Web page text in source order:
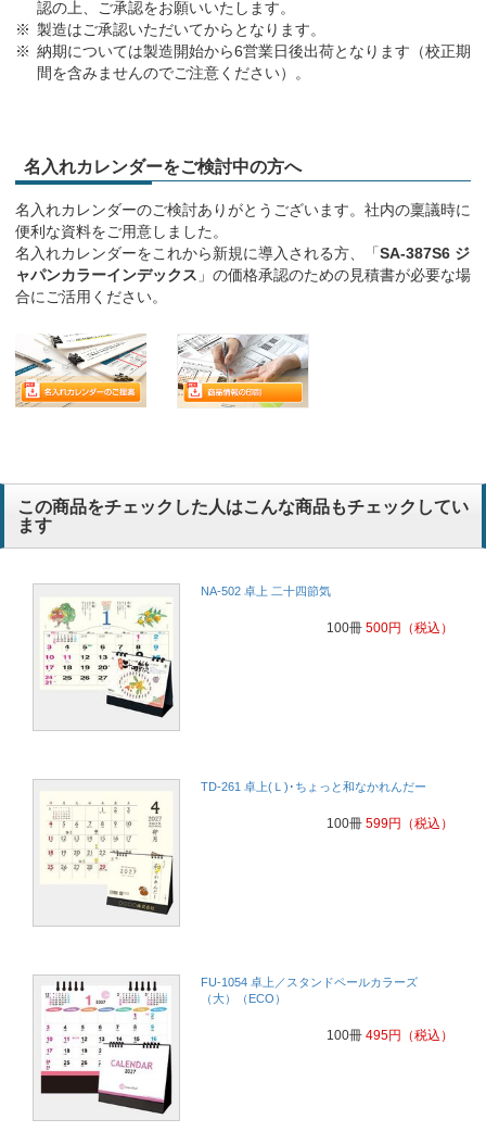
認の上、ご承認をお願いいたします。
製造はご承認いただいてからとなります。
納期については製造開始から6営業日後出荷となります（校正期
間を含みませんのでご注意ください）。
名入れカレンダーをご検討中の方へ
名入れカレンダーのご検討ありがとうございます。社内の稟議時に
便利な資料をご用意しました。
名入れカレンダーをこれから新規に導入される方、「SA-387S6 ジ
ャパンカラーインデックス 」の価格承認のための見積書が必要な場
合にご活用ください。
この商品をチェックした人はこんな商品もチェックしてい
ます
NA-502 卓上 二十四節気
100冊 500円 （税込）
TD-261 卓上(Ｌ)･ちょっと和なかれんだー
100冊 599円 （税込）
FU-1054 卓上／スタンドペールカラーズ
（大）（ECO）
100冊 495円 （税込）